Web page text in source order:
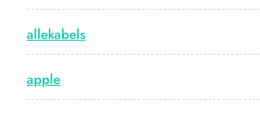
allekabels
apple